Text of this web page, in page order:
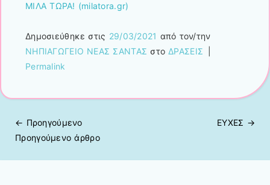
ΜΙΛΑ ΤΩΡΑ! (milatora.gr)
Δημοσιεύθηκε στις 29/03/2021 από τον/την
ΝΗΠΙΑΓΩΓΕΙΟ ΝΕΑΣ ΣΑΝΤΑΣ στο ΔΡΑΣΕΙΣ
Permalink
Πλοήγηση άρθρων
← Προηγούμενo
Προηγούμενο άρθρο
EYXEΣ →